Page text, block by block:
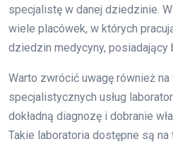
specjalistę w danej dziedzinie.
wiele placówek, w których
dziedzin medycyny, posiadający
Warto zwrócić uwagę również
specjalistycznych usług
dokładną diagnozę i dobranie
Takie laboratoria dostępne są na